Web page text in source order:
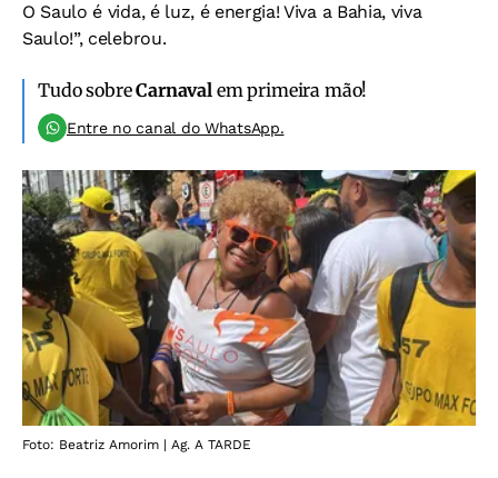
O Saulo é vida, é luz, é energia! Viva a Bahia, viva
Saulo!”, celebrou.
Tudo sobreCarnavalem primeira mão!
Entre no canal do WhatsApp.
Foto: Beatriz Amorim | Ag. A TARDE